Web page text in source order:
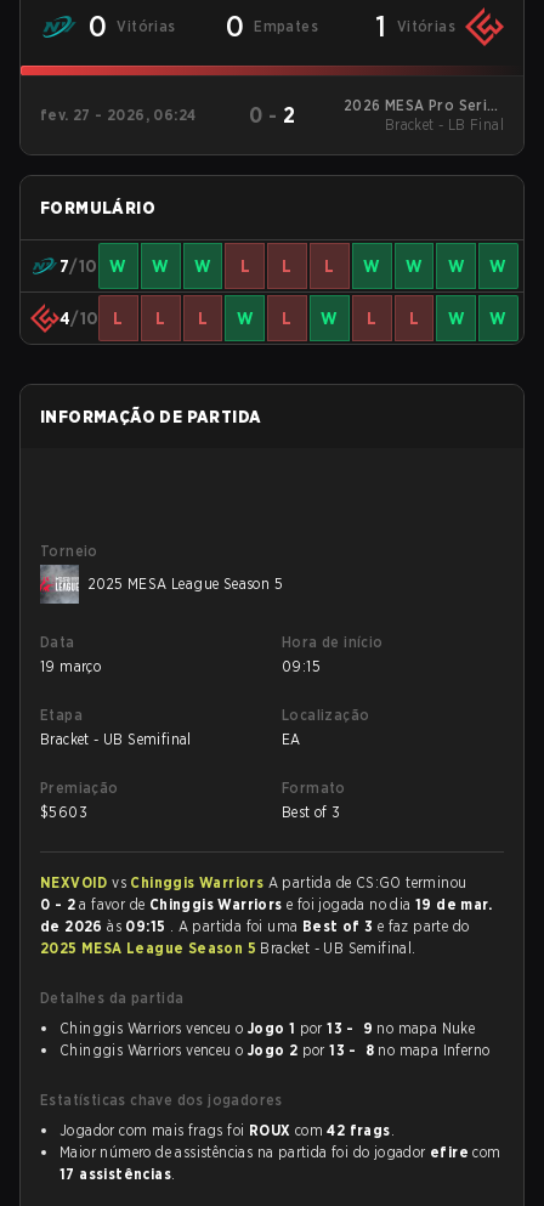
0 Vitórias 0 Empates 1 Vitórias
fev. 27 - 2026, 06:24 0 - 2
2026 MESA Pro Series
Winter
Bracket - LB Final
FORMULÁRIO
7/10 W W W L L L W W W W
4/10 L L L W L W L L W W
INFORMAÇÃO DE PARTIDA
Torneio
2025 MESA League Season 5
Data
19 março
Hora de início
09:15
Etapa
Bracket - UB Semifinal
Localização
EA
Premiação
$5603
Formato
Best of 3
NEXVOIDvs Chinggis Warriors A partida de CS:GO terminou
0 - 2 a favor de Chinggis Warriorse foi jogada no dia19 de mar.
de 2026às 09:15 . A partida foi uma Best of 3 e faz parte do
2025 MESA League Season 5 Bracket - UB Semifinal.
Detalhes da partida
Chinggis Warriors venceu o Jogo 1 por13 - 9 no mapa Nuke
Chinggis Warriors venceu o Jogo 2 por13 - 8 no mapa Inferno
Estatísticas chave dos jogadores
Jogador com mais frags foi ROUX com42 frags.
Maior número de assistências na partida foi do jogador efire com
17 assistências.